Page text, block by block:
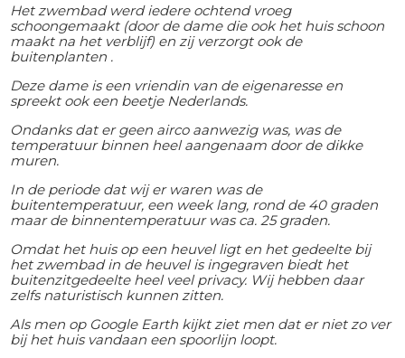
Het zwembad werd iedere ochtend vroeg
schoongemaakt (door de dame die ook het huis schoon
maakt na het verblijf) en zij verzorgt ook de
buitenplanten .
Deze dame is een vriendin van de eigenaresse en
spreekt ook een beetje Nederlands.
Ondanks dat er geen airco aanwezig was, was de
temperatuur binnen heel aangenaam door de dikke
muren.
In de periode dat wij er waren was de
buitentemperatuur, een week lang, rond de 40 graden
maar de binnentemperatuur was ca. 25 graden.
Omdat het huis op een heuvel ligt en het gedeelte bij
het zwembad in de heuvel is ingegraven biedt het
buitenzitgedeelte heel veel privacy. Wij hebben daar
zelfs naturistisch kunnen zitten.
Als men op Google Earth kijkt ziet men dat er niet zo ver
bij het huis vandaan een spoorlijn loopt.